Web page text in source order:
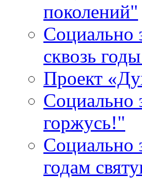
поколений"
Социально
сквозь
Проект
Социально
горжусь!"
Социально
годам